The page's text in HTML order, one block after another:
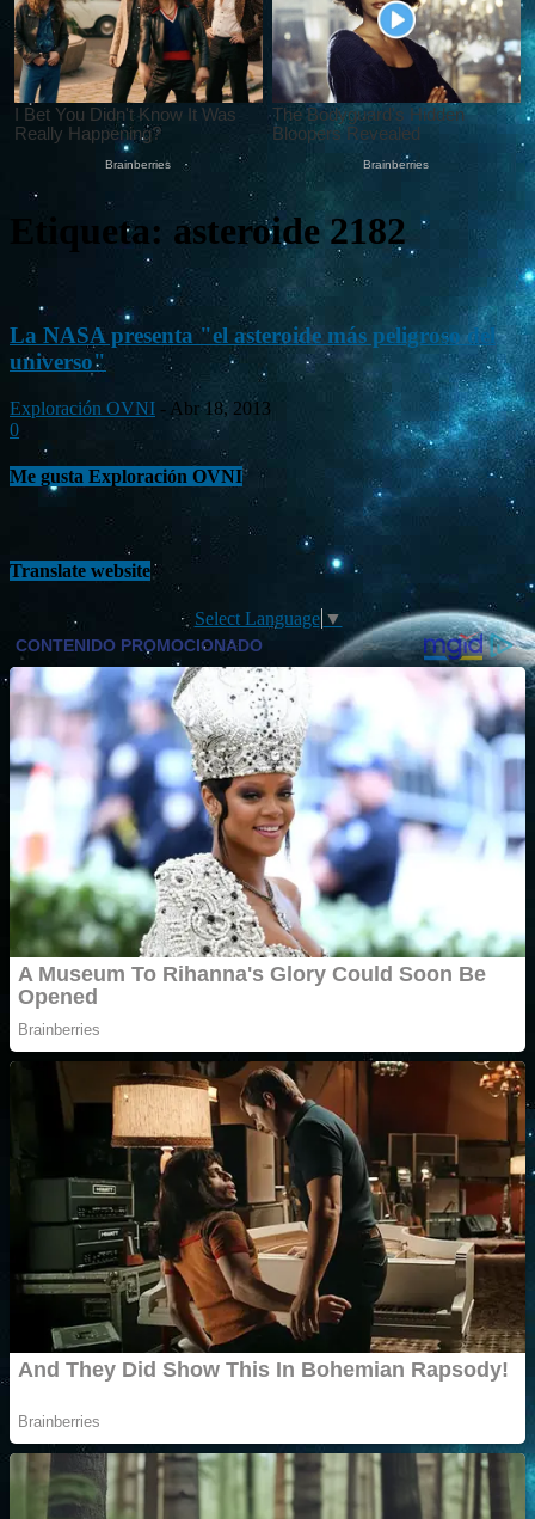
Etiqueta: asteroide 2182
La NASA presenta "el asteroide más peligroso del
universo"
Exploración OVNI - Abr 18, 2013
0
Me gusta Exploración OVNI
Translate website
Select Language ▼